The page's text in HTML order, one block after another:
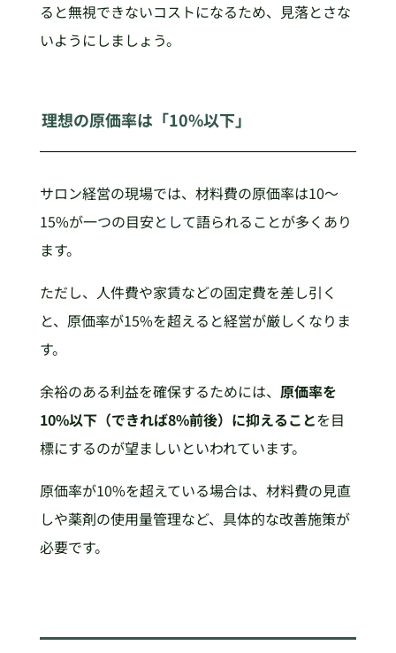
ると無視できないコストになるため、見落とさな
いようにしましょう。
理想の原価率は「10%以下」
サロン経営の現場では、材料費の原価率は10〜
15%が一つの目安として語られることが多くあり
ます。
ただし、人件費や家賃などの固定費を差し引く
と、原価率が15%を超えると経営が厳しくなりま
す。
余裕のある利益を確保するためには、 原価率を
10%以下（できれば8%前後）に抑えることを目
標にするのが望ましいといわれています。
原価率が10%を超えている場合は、材料費の見直
しや薬剤の使用量管理など、具体的な改善施策が
必要です。